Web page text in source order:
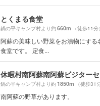
とくまる食堂
鍋の平キャンプ村より約660m （徒歩11分）
阿蘇の美味しい野菜をお漬物にす
食堂です。 定食...
休暇村南阿蘇南阿蘇ビジター
鍋の平キャンプ村より約1850m （徒歩31
南阿蘇の野草があります。